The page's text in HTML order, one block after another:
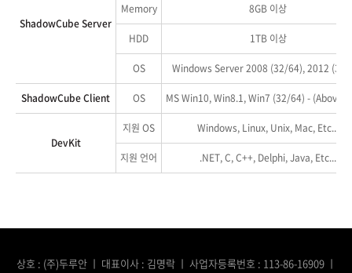
ShadowCube Server
Memory 8GB 이상
HDD 1TB 이상
OS Windows Server 2008 (32/64), 2012 (32/
ShadowCube Client OS MS Win10, Win8.1, Win7 (32/64) - (Above)
DevKit
지원 OS Windows, Linux, Unix, Mac, Etc...
지원 언어 .NET, C, C++, Delphi, Java, Etc...
상호 : (주)두루안 ㅣ 대표이사 : 김명락 ㅣ 사업자등록번호 : 113-86-16909 ㅣ